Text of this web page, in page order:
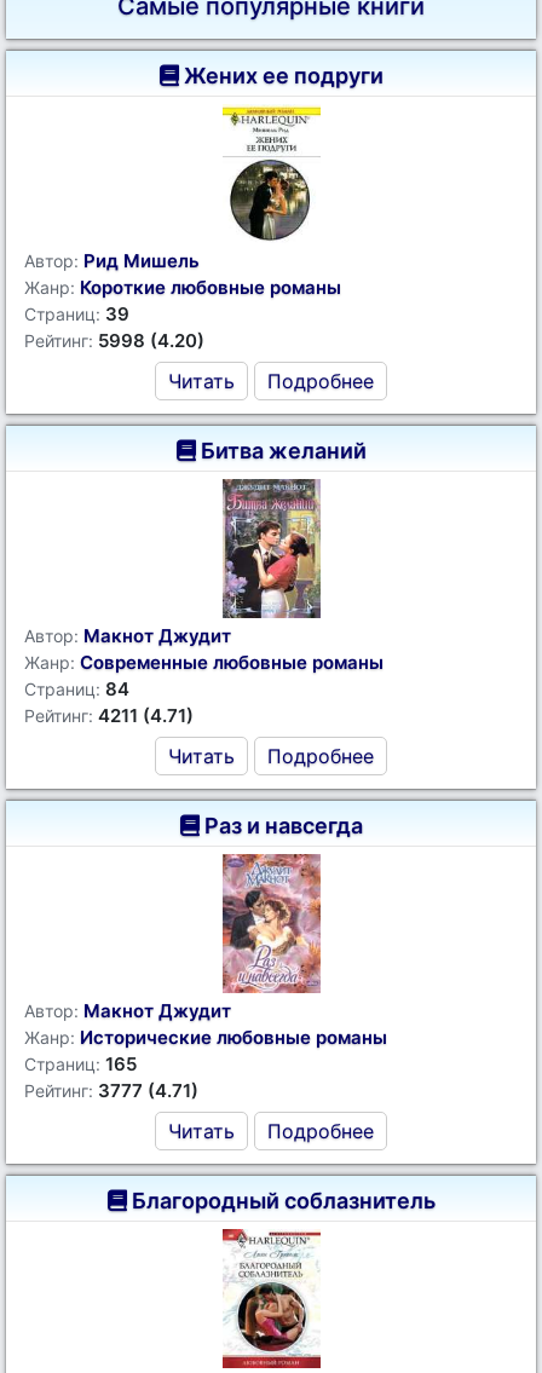
Самые популярные книги
Жених ее подруги
Автор: Рид Мишель
Жанр: Короткие любовные романы
Страниц: 39
Рейтинг: 5998 (4.20)
Читать Подробнее
Битва желаний
Автор: Макнот Джудит
Жанр: Современные любовные романы
Страниц: 84
Рейтинг: 4211 (4.71)
Читать Подробнее
Раз и навсегда
Автор: Макнот Джудит
Жанр: Исторические любовные романы
Страниц: 165
Рейтинг: 3777 (4.71)
Читать Подробнее
Благородный соблазнитель